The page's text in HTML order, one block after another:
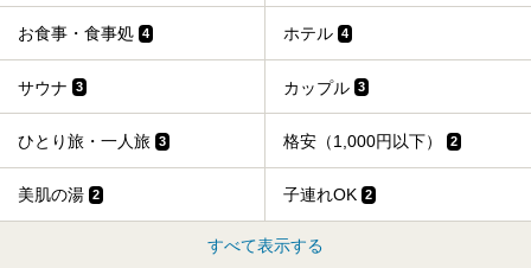
お食事・食事処 4 ホテル 4
サウナ 3 カップル 3
ひとり旅・一人旅 3 格安（1,000円以下） 2
美肌の湯 2 子連れOK 2
すべて表示する